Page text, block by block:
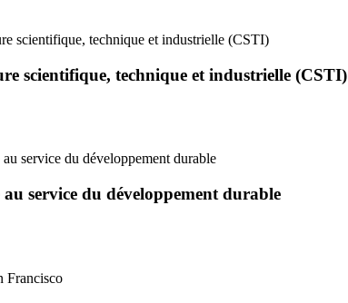
scientifique, technique et industrielle (CSTI)
scientifique, technique et industrielle (CSTI)
service du développement durable
service du développement durable
Francisco